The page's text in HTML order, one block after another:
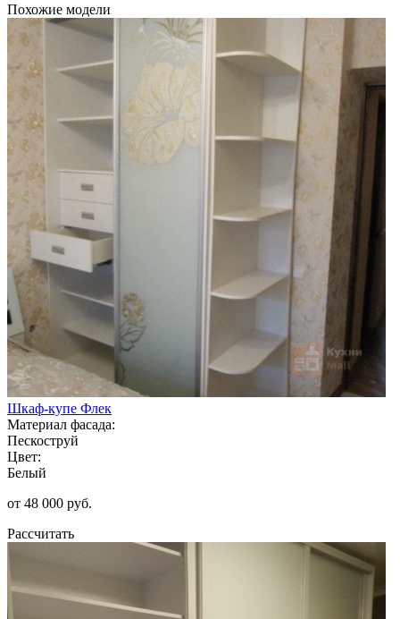
Похожие модели
Шкаф-купе Флек
Материал фасада:
Пескоструй
Цвет:
Белый
от 48 000 руб.
Рассчитать